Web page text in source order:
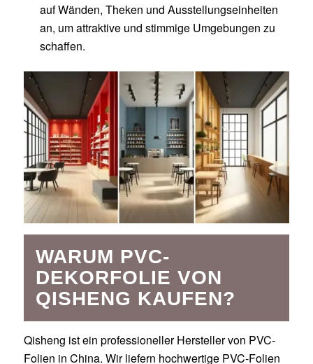
auf Wänden, Theken und Ausstellungseinheiten
an, um attraktive und stimmige Umgebungen zu
schaffen.
WARUM PVC-
DEKORFOLIE VON
QISHENG KAUFEN?
Qisheng ist ein professioneller Hersteller von PVC-
Folien in China. Wir liefern hochwertige PVC-Folien